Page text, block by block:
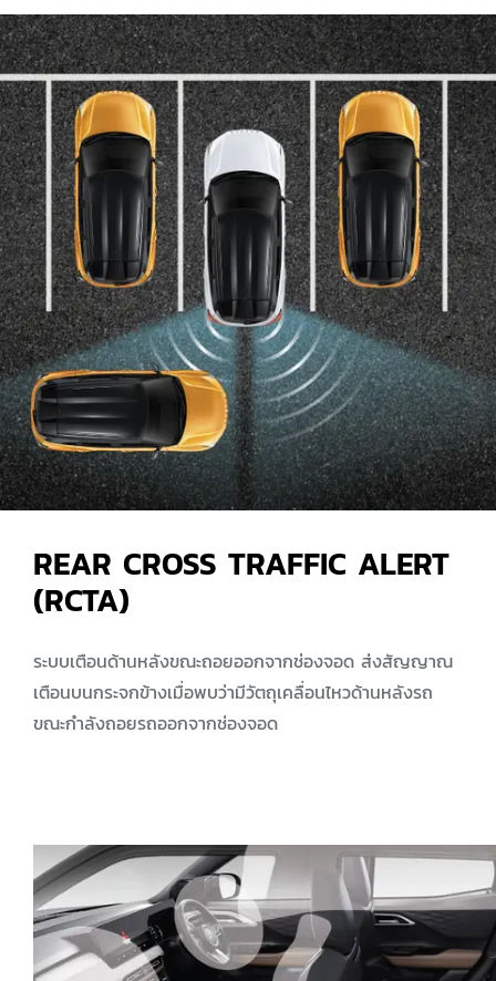
REAR CROSS TRAFFIC ALERT
(RCTA)
ระบบเตือนด้านหลังขณะถอยออกจากช่องจอด ส่งสัญญาณ
เตือนบนกระจกข้างเมื่อพบว่ามีวัตถุเคลื่อนไหวด้านหลังรถ
ขณะกำลังถอยรถออกจากช่องจอด